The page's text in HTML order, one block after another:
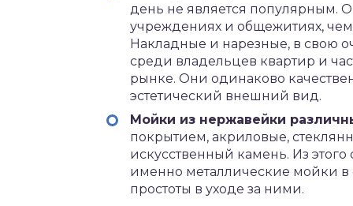
день не является популярным.
учреждениях и общежитиях,
Накладные и нарезные, в свою
среди владельцев квартир и
рынке. Они одинаково
эстетический внешний вид.
Мойки из нержавейки
покрытием, акриловые,
искусственный камень. Из
именно металлические мойки
простоты в уходе за ними.